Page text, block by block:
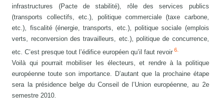
infrastructures (Pacte de stabilité), rôle des services publics
(transports collectifs, etc.), politique commerciale (taxe carbone,
etc.), fiscalité (énergie, transports, etc.), politique sociale (emplois
verts, reconversion des travailleurs, etc.), politique de concurrence,
etc. C’est presque tout l’édifice européen qu’il faut revoir 6.
Voilà qui pourrait mobiliser les électeurs, et rendre à la politique
européenne toute son importance. D’autant que la prochaine étape
sera la présidence belge du Conseil de l’Union européenne, au 2e
semestre 2010.